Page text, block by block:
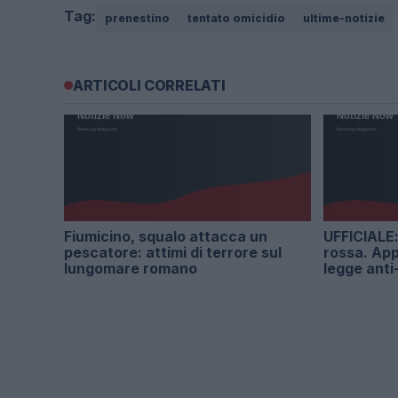
Tag: prenestino tentato omicidio ultime-notizie
ARTICOLI CORRELATI
Fiumicino, squalo attacca un
pescatore: attimi di terrore sul
lungomare romano
rossa.
legge